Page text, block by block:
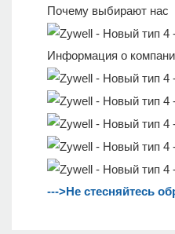
Почему выбирают нас
Информация о
--->Не стесняйтесь